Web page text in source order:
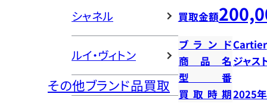
シャネル
ルイ・ヴィトン
その他ブランド品買取
買取金額
ブランドCartier
商品名 ジャス
型番
買取時期2025